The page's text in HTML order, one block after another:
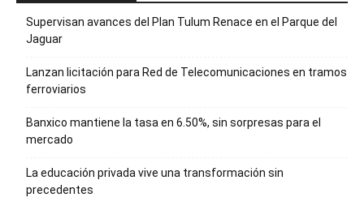
Supervisan avances del Plan Tulum Renace en el Parque del
Jaguar
Lanzan licitación para Red de Telecomunicaciones en tramos
ferroviarios
Banxico mantiene la tasa en 6.50%, sin sorpresas para el
mercado
La educación privada vive una transformación sin
precedentes